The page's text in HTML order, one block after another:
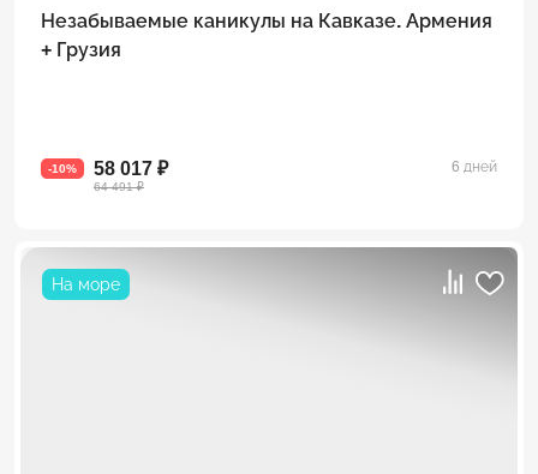
Незабываемые каникулы на Кавказе. Армения
+ Грузия
-10% 58 017 ₽
64 491 ₽
6 дней
На море